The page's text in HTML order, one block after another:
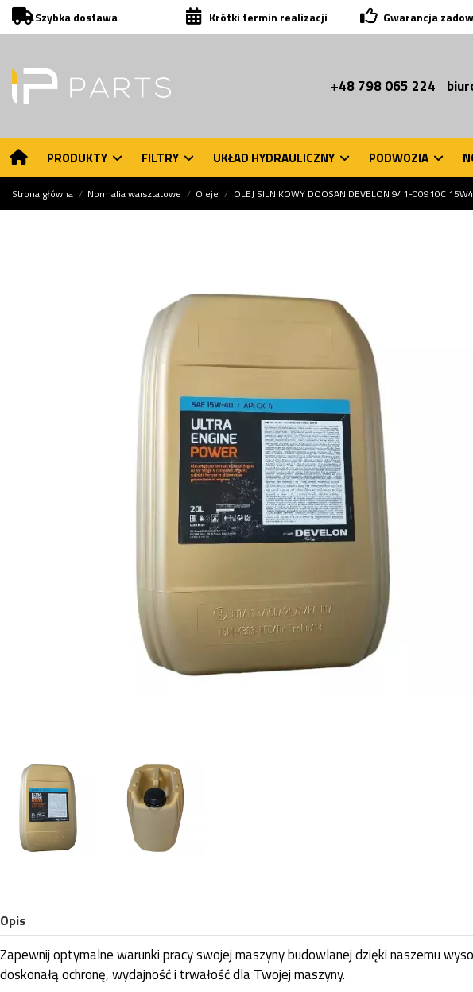
Szybka dostawa Krótki termin realizacji Gwarancja
+48 798 065 224
PRODUKTY FILTRY UKŁAD HYDRAULICZNY PODWOZIA
Strona główna Normalia warsztatowe Oleje OLEJ SILNIKOWY DOOSAN DEVELON 941-00910C
Opis
Zapewnij optymalne warunki pracy swojej maszyny budowlanej dzięki naszemu
doskonałą ochronę, wydajność i trwałość dla Twojej maszyny.